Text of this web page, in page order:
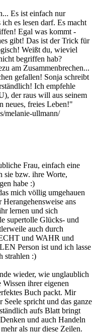
Es ist einfach nur
es lesen darf. Es macht
Egal was kommt -
gibt! Das ist der Trick für
Weißt du, wieviel
begriffen hab?
am Zusammenbrechen...
gefallen! Sonja schreibt
Ich empfehle
der raus will aus seinem
neues, freies Leben!"
melanie-ullmann/
Frau, einfach eine
sie bzw. ihre Worte,
habe :)
mich völlig umgehauen
ans
lernen und sich
supertolle Glücks- und
auch durch
und WAHR und
Person ist und ich lasse
strahlen :)
wieder, wie unglaublich
ihrer eigenen
Buch packt. Mir
Seele spricht und das ganze
aufs Blatt bringt
und auch Handeln
als nur diese Zeilen.